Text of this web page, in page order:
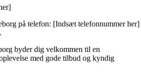
på telefon: [Indsæt telefonnummer her]
byder dig velkommen til en
med gode tilbud og kyndig